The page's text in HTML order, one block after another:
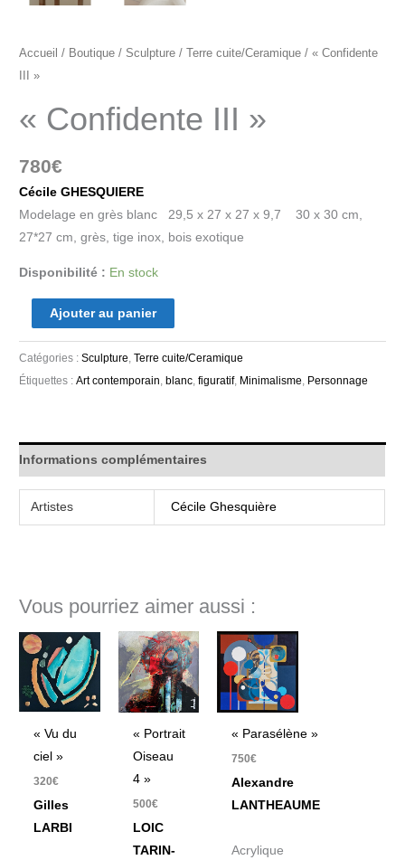
Accueil / Boutique / Sculpture / Terre cuite/Ceramique / « Confidente
III »
« Confidente III »
780€
Cécile GHESQUIERE
Modelage en grès blanc 29,5 x 27 x 27 x 9,7 30 x 30 cm,
27*27 cm, grès, tige inox, bois exotique
Disponibilité : En stock
Ajouter au panier
Catégories :Sculpture,Terre cuite/Ceramique
Étiquettes :Art contemporain, blanc,figuratif, Minimalisme, Personnage
Informations complémentaires
Artistes Cécile Ghesquière
Vous pourriez aimer aussi :
« Vu du
ciel »
320€
Gilles
LARBI
« Portrait
Oiseau
4 »
500€
LOIC
TARIN-
« Parasélène »
750€
Alexandre
LANTHEAUME
Acrylique